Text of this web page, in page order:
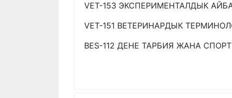
VET-153 ЭКСПЕРИМЕНТАЛДЫК
VET-151 ВЕТЕРИНАРДЫК
BES-112 ДЕНЕ ТАРБИЯ ЖАНА СПОРТ